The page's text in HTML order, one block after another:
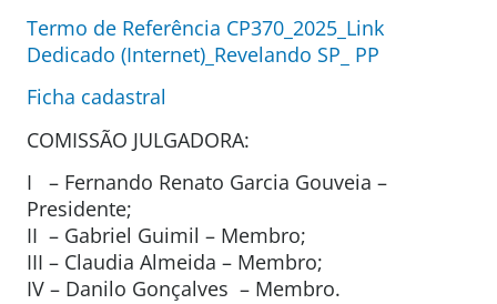
Termo de Referência CP370_2025_Link
Dedicado (Internet)_Revelando SP_ PP
Ficha cadastral
COMISSÃO JULGADORA:
I – Fernando Renato Garcia Gouveia –
Presidente;
II – Gabriel Guimil – Membro;
III – Claudia Almeida – Membro;
IV – Danilo Gonçalves – Membro.